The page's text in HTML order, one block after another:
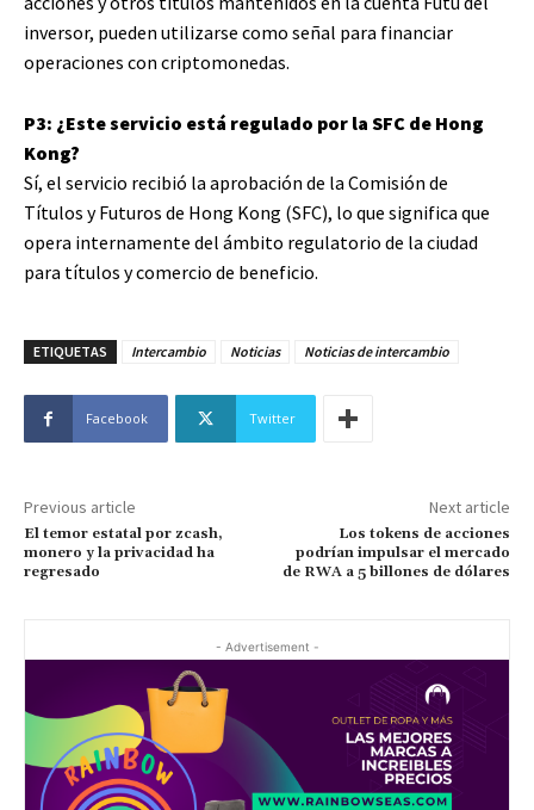
inversor, pueden utilizarse como señal para financiar
operaciones con criptomonedas.
P3: ¿Este servicio está regulado por la SFC de Hong
Kong?
Sí, el servicio recibió la aprobación de la Comisión de
Títulos y Futuros de Hong Kong (SFC), lo que significa que
opera internamente del ámbito regulatorio de la ciudad
para títulos y comercio de beneficio.
ETIQUETAS Intercambio Noticias Noticias de intercambio
Facebook Twitter
Previous article
El temor estatal por zcash,
monero y la privacidad ha
regresado
Next article
Los tokens de acciones
podrían impulsar el mercado
de RWA a 5 billones de dólares
- Advertisement -